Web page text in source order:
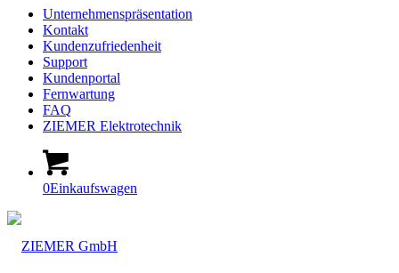
Unternehmenspräsentation
Kontakt
Kundenzufriedenheit
Support
Kundenportal
Fernwartung
FAQ
ZIEMER Elektrotechnik
0Einkaufswagen